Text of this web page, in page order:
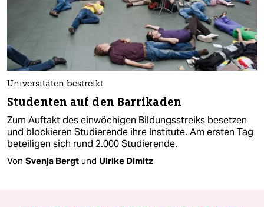
Universitäten bestreikt
Studenten auf den Barrikaden
Zum Auftakt des einwöchigen Bildungsstreiks besetzen
und blockieren Studierende ihre Institute. Am ersten Tag
beteiligen sich rund 2.000 Studierende.
Von Svenja Bergt und Ulrike Dimitz